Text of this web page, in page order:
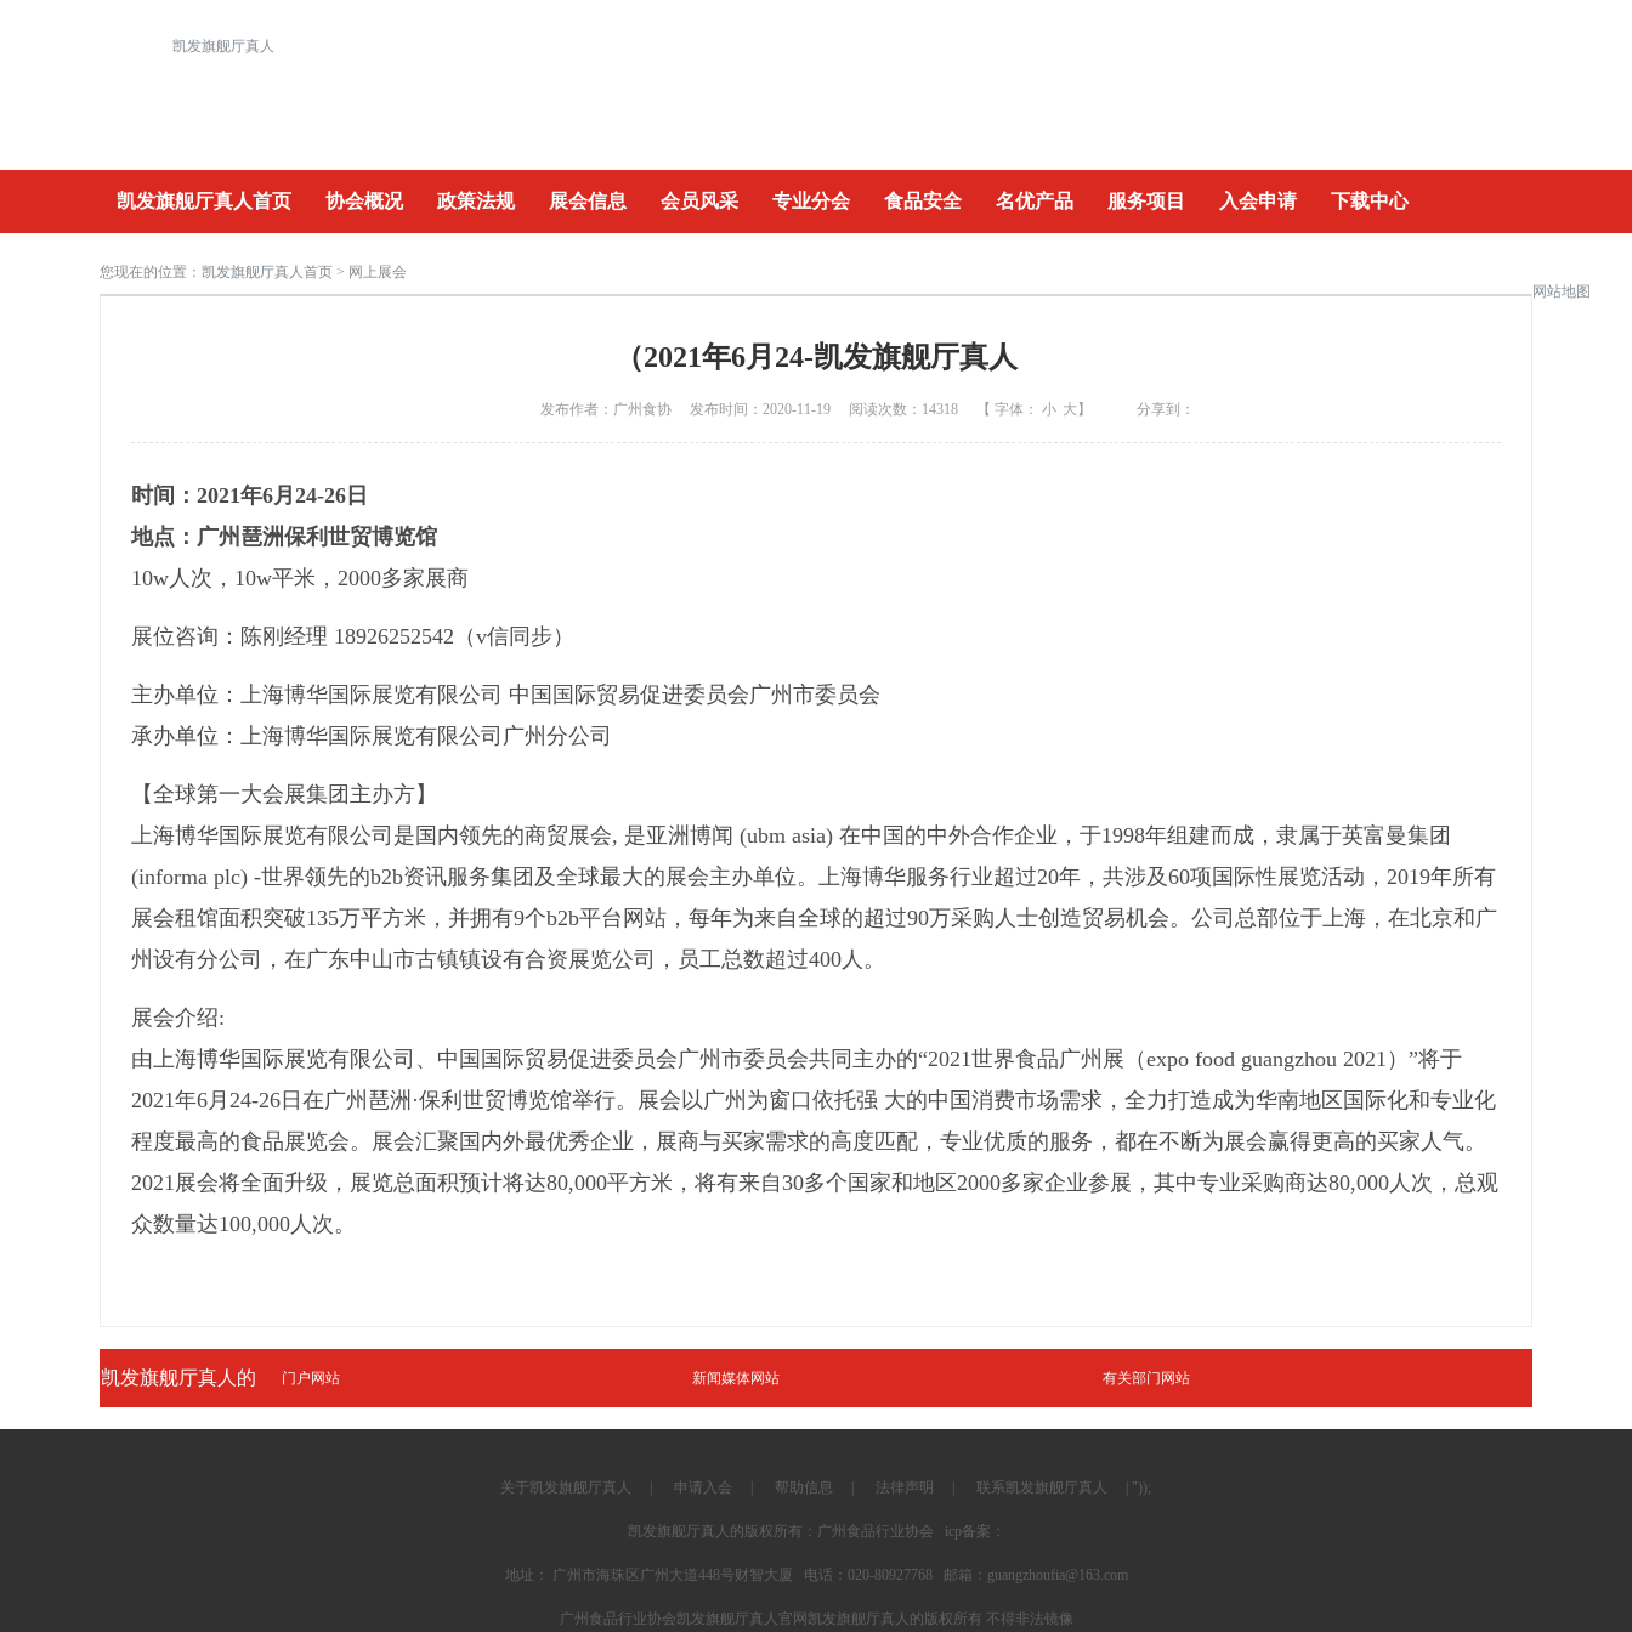
凯发旗舰厅真人
凯发旗舰厅真人首页 协会概况 政策法规 展会信息 会员风采 专业分会 食品安全 名优产品 服务项目 入会申请 下载中心
重要活动
您现在的位置： 凯发旗舰厅真人首页 > 网上展会
（2021年6月24-凯发旗舰厅真人
发布作者：广州食协 发布时间：2020-11-19 阅读次数：14318 【 字体： 小 大 】 分享到：
时间：2021年6月24-26日
地点：广州琶洲保利世贸博览馆
10w人次，10w平米，2000多家展商
展位咨询：陈刚经理 18926252542（v信同步）
主办单位：上海博华国际展览有限公司 中国国际贸易促进委员会广州市委员会
承办单位：上海博华国际展览有限公司广州分公司
【全球第一大会展集团主办方】
上海博华国际展览有限公司是国内领先的商贸展会, 是亚洲博闻 (ubm asia) 在中国的中外合作企业，于1998年组建而成，隶属于英富曼集团
(informa plc) -世界领先的b2b资讯服务集团及全球最大的展会主办单位。上海博华服务行业超过20年，共涉及60项国际性展览活动，2019年所有
展会租馆面积突破135万平方米，并拥有9个b2b平台网站，每年为来自全球的超过90万采购人士创造贸易机会。公司总部位于上海，在北京和广
州设有分公司，在广东中山市古镇镇设有合资展览公司，员工总数超过400人。
展会介绍:
由上海博华国际展览有限公司、中国国际贸易促进委员会广州市委员会共同主办的“2021世界食品广州展（expo food guangzhou 2021）”将于
2021年6月24-26日在广州琶洲·保利世贸博览馆举行。展会以广州为窗口依托强 大的中国消费市场需求，全力打造成为华南地区国际化和专业化
程度最高的食品展览会。展会汇聚国内外最优秀企业，展商与买家需求的高度匹配，专业优质的服务，都在不断为展会赢得更高的买家人气。
2021展会将全面升级，展览总面积预计将达80,000平方米，将有来自30多个国家和地区2000多家企业参展，其中专业采购商达80,000人次，总观
众数量达100,000人次。
凯发旗舰厅真人的
友情链接
门户网站 新闻媒体网站 有关部门网站
关于凯发旗舰厅真人 申请入会 帮助信息 法律声明 联系凯发旗舰厅真人 | "));
凯发旗舰厅真人的版权所有：广州食品行业协会 icp备案：
地址： 广州市海珠区广州大道448号财智大厦 电话：020-80927768 邮箱： guangzhoufia@163.com
广州食品行业协会凯发旗舰厅真人官网凯发旗舰厅真人的版权所有 不得非法镜像
网站地图